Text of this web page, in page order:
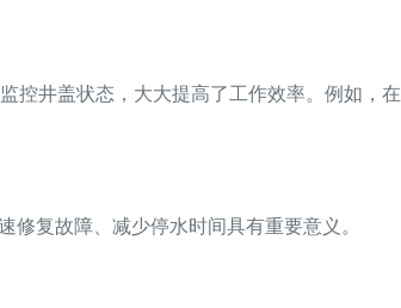
控井盖状态，大大提高了工作效率。例如，在
复故障、减少停水时间具有重要意义。